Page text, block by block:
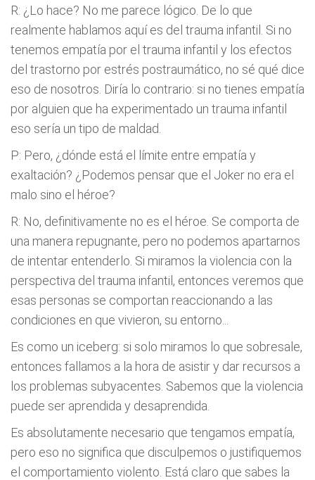
R: ¿Lo hace? No me parece lógico. De lo que
realmente hablamos aquí es del trauma infantil. Si no
tenemos empatía por el trauma infantil y los efectos
del trastorno por estrés postraumático, no sé qué dice
eso de nosotros. Diría lo contrario: si no tienes empatía
por alguien que ha experimentado un trauma infantil
eso sería un tipo de maldad.
P: Pero, ¿dónde está el límite entre empatía y
exaltación? ¿Podemos pensar que el Joker no era el
malo sino el héroe?
R: No, definitivamente no es el héroe. Se comporta de
una manera repugnante, pero no podemos apartarnos
de intentar entenderlo. Si miramos la violencia con la
perspectiva del trauma infantil, entonces veremos que
esas personas se comportan reaccionando a las
condiciones en que vivieron, su entorno...
Es como un iceberg: si solo miramos lo que sobresale,
entonces fallamos a la hora de asistir y dar recursos a
los problemas subyacentes. Sabemos que la violencia
puede ser aprendida y desaprendida.
Es absolutamente necesario que tengamos empatía,
pero eso no significa que disculpemos o justifiquemos
el comportamiento violento. Está claro que sabes la